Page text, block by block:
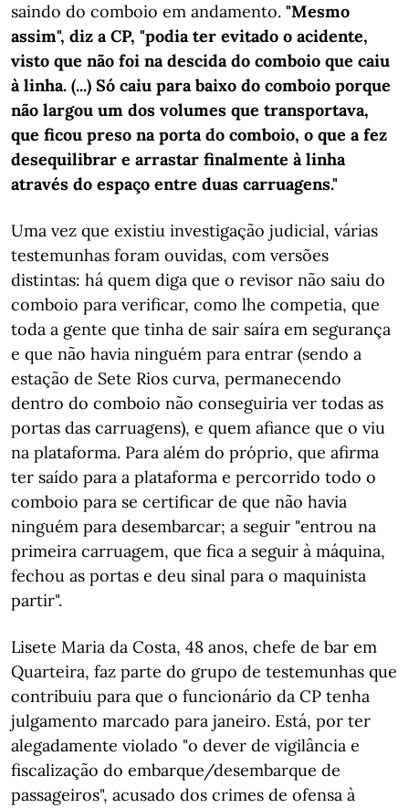
saindo do comboio em andamento. "Mesmo
assim", diz a CP, "podia ter evitado o acidente,
visto que não foi na descida do comboio que caiu
à linha. (...) Só caiu para baixo do comboio porque
não largou um dos volumes que transportava,
que ficou preso na porta do comboio, o que a fez
desequilibrar e arrastar finalmente à linha
através do espaço entre duas carruagens."
Uma vez que existiu investigação judicial, várias
testemunhas foram ouvidas, com versões
distintas: há quem diga que o revisor não saiu do
comboio para verificar, como lhe competia, que
toda a gente que tinha de sair saíra em segurança
e que não havia ninguém para entrar (sendo a
estação de Sete Rios curva, permanecendo
dentro do comboio não conseguiria ver todas as
portas das carruagens), e quem afiance que o viu
na plataforma. Para além do próprio, que afirma
ter saído para a plataforma e percorrido todo o
comboio para se certificar de que não havia
ninguém para desembarcar; a seguir "entrou na
primeira carruagem, que fica a seguir à máquina,
fechou as portas e deu sinal para o maquinista
partir".
Lisete Maria da Costa, 48 anos, chefe de bar em
Quarteira, faz parte do grupo de testemunhas que
contribuiu para que o funcionário da CP tenha
julgamento marcado para janeiro. Está, por ter
alegadamente violado "o dever de vigilância e
fiscalização do embarque/desembarque de
passageiros", acusado dos crimes de ofensa à